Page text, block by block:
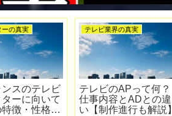
の真実
ドルの温泉
は撮影が大
が知らない
テレビ業界の真実
テレビ番組制作会社の
選び方。就活時の注意
点【就職・転職】